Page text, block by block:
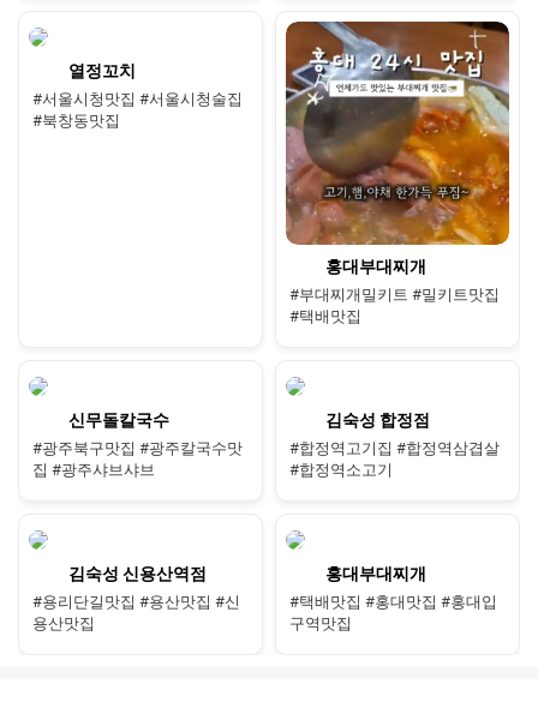
열정꼬치
#서울시청맛집 #서울시청술집
#북창동맛집
홍대부대찌개
#부대찌개밀키트 #밀키트맛집
#택배맛집
신무돌칼국수
#광주북구맛집 #광주칼국수맛
집 #광주샤브샤브
김숙성 합정점
#합정역고기집 #합정역삼겹살
#합정역소고기
김숙성 신용산역점
#용리단길맛집 #용산맛집 #신
용산맛집
홍대부대찌개
#택배맛집 #홍대맛집 #홍대입
구역맛집